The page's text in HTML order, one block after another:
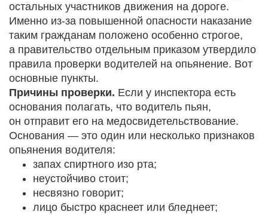
остальных участников движения на дороге.
Именно из-за повышенной опасности наказание
таким гражданам положено особенно строгое,
а правительство отдельным приказом утвердило
правила проверки водителей на опьянение. Вот
основные пункты.
Причины проверки. Если у инспектора есть
основания полагать, что водитель пьян,
он отправит его на медосвидетельствование.
Основания — это один или несколько признаков
опьянения водителя:
запах спиртного изо рта;
неустойчиво стоит;
несвязно говорит;
лицо быстро краснеет или бледнеет;